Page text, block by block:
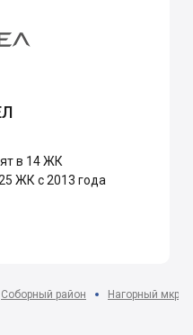
в 14 ЖК
ЖК с 2013 года
Соборный район Нагорный мкр-н